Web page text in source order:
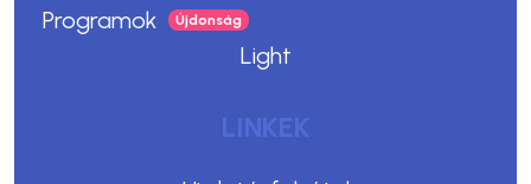
Programok
Light
LINKEK